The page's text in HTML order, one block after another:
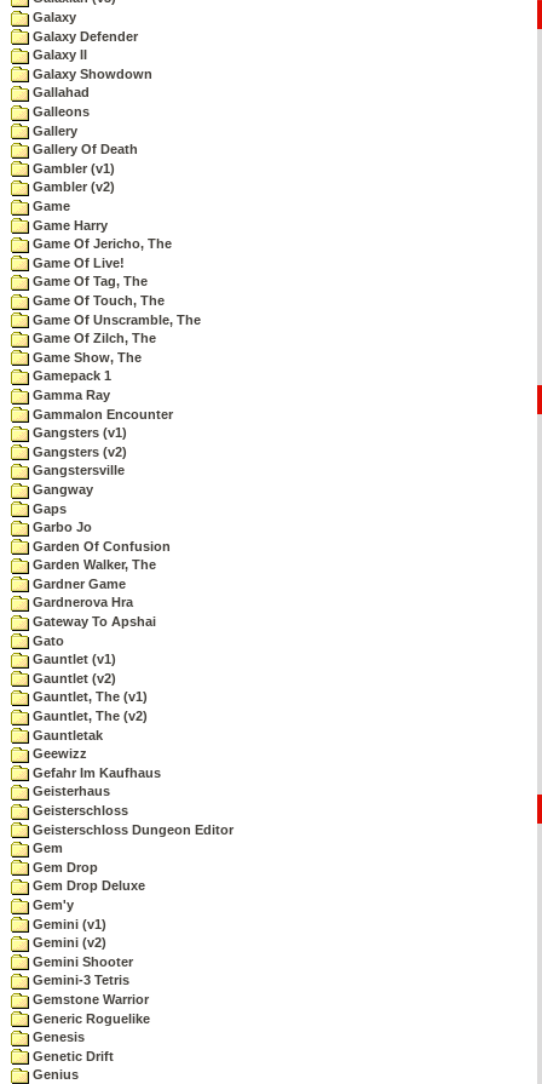
Galaxy
Galaxy Defender
Galaxy II
Galaxy Showdown
Gallahad
Galleons
Gallery
Gallery Of Death
Gambler (v1)
Gambler (v2)
Game
Game Harry
Game Of Jericho, The
Game Of Live!
Game Of Tag, The
Game Of Touch, The
Game Of Unscramble, The
Game Of Zilch, The
Game Show, The
Gamepack 1
Gamma Ray
Gammalon Encounter
Gangsters (v1)
Gangsters (v2)
Gangstersville
Gangway
Gaps
Garbo Jo
Garden Of Confusion
Garden Walker, The
Gardner Game
Gardnerova Hra
Gateway To Apshai
Gato
Gauntlet (v1)
Gauntlet (v2)
Gauntlet, The (v1)
Gauntlet, The (v2)
Gauntletak
Geewizz
Gefahr Im Kaufhaus
Geisterhaus
Geisterschloss
Geisterschloss Dungeon Editor
Gem
Gem Drop
Gem Drop Deluxe
Gem'y
Gemini (v1)
Gemini (v2)
Gemini Shooter
Gemini-3 Tetris
Gemstone Warrior
Generic Roguelike
Genesis
Genetic Drift
Genius